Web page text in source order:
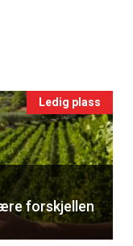
Ledig plass
forskjellen